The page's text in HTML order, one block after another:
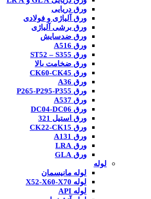
ورق دریایی
ورق آلیاژی و فولادی
ورق برشی آلیاژی
ورق ضدسایش
ورق A516
ورق ST52 – S355
ورق ضخامت بالا
ورق CK60-CK45
ورق A36
ورق P265-P295-P355
ورق A537
ورق DC04-DC06
ورق استیل 321
ورق CK22-CK15
ورق A131
ورق LRA
ورق GLA
لوله
لوله مانیسمان
لوله X52-X60-X70
لوله API